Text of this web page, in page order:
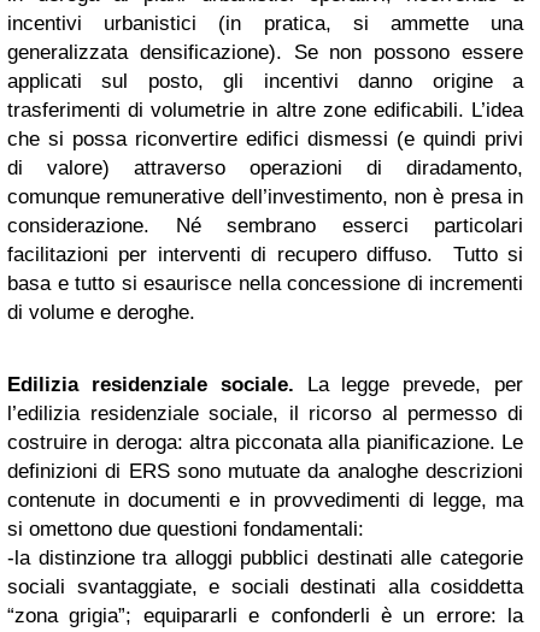
incentivi urbanistici (in pratica, si ammette una
generalizzata densificazione). Se non possono essere
applicati sul posto, gli incentivi danno origine a
trasferimenti di volumetrie in altre zone edificabili. L’idea
che si possa riconvertire edifici dismessi (e quindi privi
di valore) attraverso operazioni di diradamento,
comunque remunerative dell’investimento, non è presa in
considerazione. Né sembrano esserci particolari
facilitazioni per interventi di recupero diffuso. Tutto si
basa e tutto si esaurisce nella concessione di incrementi
di volume e deroghe.
Edilizia residenziale sociale. La legge prevede, per
l’edilizia residenziale sociale, il ricorso al permesso di
costruire in deroga: altra picconata alla pianificazione. Le
definizioni di ERS sono mutuate da analoghe descrizioni
contenute in documenti e in provvedimenti di legge, ma
si omettono due questioni fondamentali:
-la distinzione tra alloggi pubblici destinati alle categorie
sociali svantaggiate, e sociali destinati alla cosiddetta
“zona grigia”; equipararli e confonderli è un errore: la